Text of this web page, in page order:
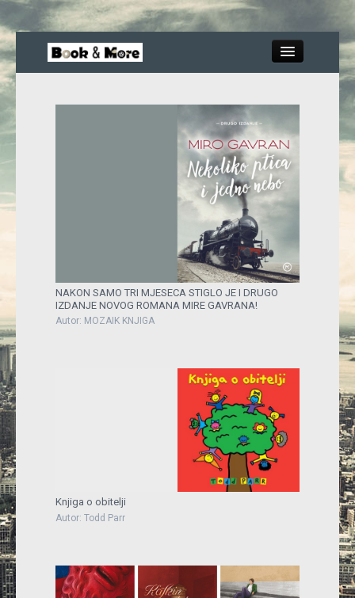
More
NAKON SAMO TRI MJESECA STIGLO JE I DRUGO
IZDANJE NOVOG ROMANA MIRE GAVRANA!
Autor: MOZAIK KNJIGA
Knjiga o obitelji
Autor: Todd Parr